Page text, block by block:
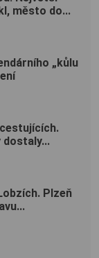
město do...
„kůlu
dostaly...
Plzeň